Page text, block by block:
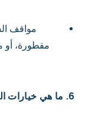
مواقف
مقطورة، أو
6. ما هي خيارات